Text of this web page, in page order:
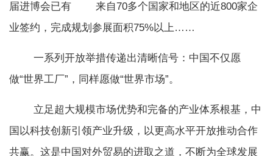
届进博会已有 来自70多个国家和地区的近800家企
业签约，完成规划参展面积75%以上……
一系列开放举措传递出清晰信号：中国不仅愿
做“世界工厂”，同样愿做“世界市场”。
立足超大规模市场优势和完备的产业体系根基，中
国以科技创新引领产业升级，以更高水平开放推动合作
共赢。这是中国对外贸易的进取之道，不断为全球发展